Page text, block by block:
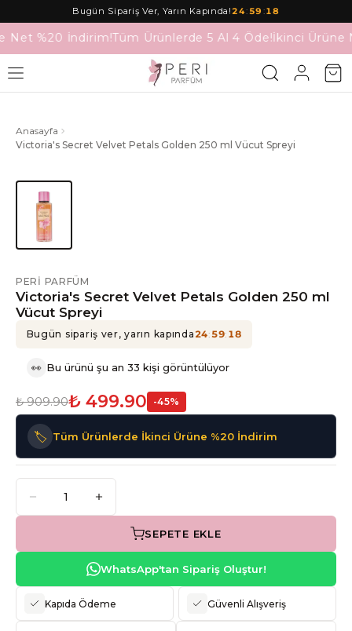
Bugün Sipariş Ver, Yarın Kapında!24:59 :18
Net %20 İndirim!Tüm Ürünlerde 5 Al 4 Öde!İkinci Ürüne
Anasayfa
Victoria's Secret Velvet Petals Golden 250 ml Vücut Spreyi
PERI PARFÜM
Victoria's Secret Velvet Petals Golden 250 ml
Vücut Spreyi
Bugün sipariş ver, yarın kapında24:59: 18
👀 Bu ürünü şu an 33 kişi görüntülüyor
₺ 909.90₺ 499.90 -45%
🏷️ Tüm Ürünlerde İkinci Ürüne %20 İndirim
SEPETE EKLE
WhatsApp'tan Sipariş Oluştur!
Kapıda Ödeme Güvenli Alışveriş